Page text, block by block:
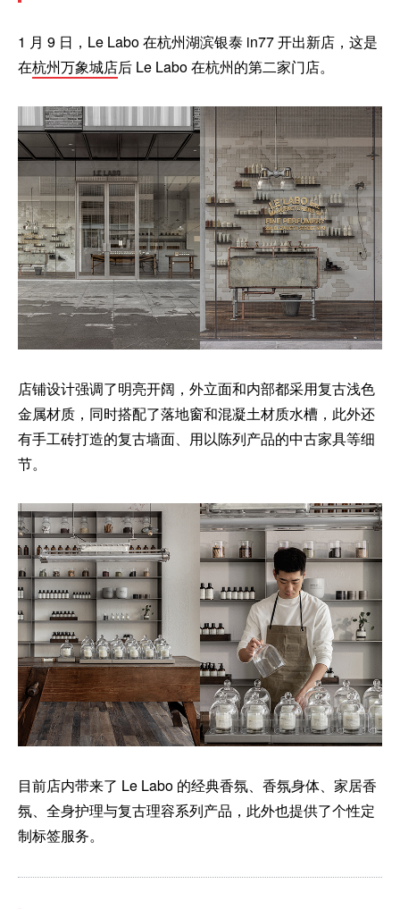
1 月 9 日，Le Labo 在杭州湖滨银泰 in77 开出新店，这是
在杭州万象城店后 Le Labo 在杭州的第二家门店。
店铺设计强调了明亮开阔，外立面和内部都采用复古浅色
金属材质，同时搭配了落地窗和混凝土材质水槽，此外还
有手工砖打造的复古墙面、用以陈列产品的中古家具等细
节。
目前店内带来了 Le Labo 的经典香氛、香氛身体、家居香
氛、全身护理与复古理容系列产品，此外也提供了个性定
制标签服务。